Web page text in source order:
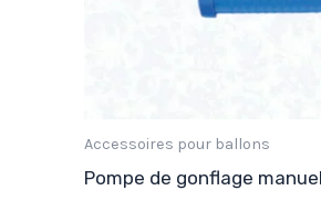
Accessoires pour ballons
Pompe de gonflage